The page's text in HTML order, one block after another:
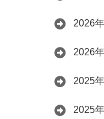
2026
2026
2025
2025